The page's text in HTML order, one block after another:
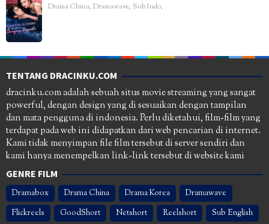
Drama China, Dramawave, Sub Indo,
TENTANG DRACINKU.COM
dracinku.com adalah sebuah situs movie streaming yang sangat
powerful, dengan design yang di sesuaikan dengan tampilan
dan mata pengguna di indonesia. Perlu diketahui, film-film yang
terdapat pada web ini didapatkan dari web pencarian di internet.
Kami tidak menyimpan file film tersebut di server sendiri dan
kami hanya menempelkan link-link tersebut di website kami
GENRE FILM
Dramabox Drama China Drama Korea
Dramawave
Flickreels
GoodShort Netshort Reelshort Sub English